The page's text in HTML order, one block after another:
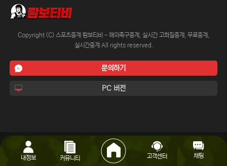
Copyright (C) 스포츠중계 람보티비 - 해외축구중계, 실시간 고화질중계, 무료중계,
실시간중계 All rights reserved.
문의하기
PC 버전
내정보 커뮤니티 고객센터 채팅